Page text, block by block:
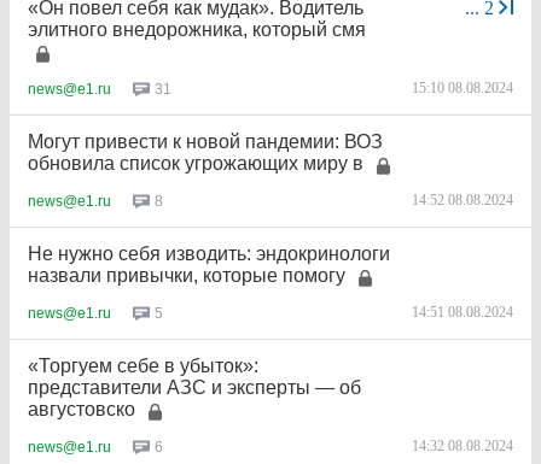
... 2
«Он повел себя как мудак». Водитель
элитного внедорожника, который смя
news@e1.ru 31 15:10 08.08.2024
Могут привести к новой пандемии: ВОЗ
обновила список угрожающих миру в
news@e1.ru 8 14:52 08.08.2024
Не нужно себя изводить: эндокринологи
назвали привычки, которые помогу
news@e1.ru 5 14:51 08.08.2024
«Торгуем себе в убыток»:
представители АЗС и эксперты — об
августовско
news@e1.ru 6 14:32 08.08.2024